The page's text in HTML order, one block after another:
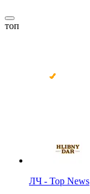
топ
ЛЧ - Top News